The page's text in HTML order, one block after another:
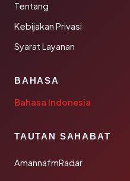
Tentang
Kebijakan Privasi
Syarat Layanan
BAHASA
Bahasa Indonesia
TAUTAN SAHABAT
AmannafmRadar